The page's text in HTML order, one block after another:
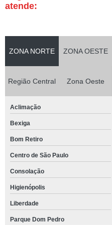
atende:
ZONA NORTE ZONA OESTE
Região Central Zona Oeste
Aclimação
Bexiga
Bom Retiro
Centro de São Paulo
Consolação
Higienópolis
Liberdade
Parque Dom Pedro